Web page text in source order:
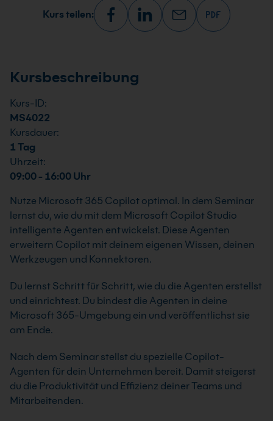
Kurs teilen:
Kursbeschreibung
Kurs-ID:
MS4022
Kursdauer:
1 Tag
Uhrzeit:
09:00 - 16:00 Uhr
Nutze Microsoft 365 Copilot optimal. In dem Seminar
lernst du, wie du mit dem Microsoft Copilot Studio
intelligente Agenten entwickelst. Diese Agenten
erweitern Copilot mit deinem eigenen Wissen, deinen
Werkzeugen und Konnektoren.
Du lernst Schritt für Schritt, wie du die Agenten erstellst
und einrichtest. Du bindest die Agenten in deine
Microsoft 365-Umgebung ein und veröffentlichst sie
am Ende.
Nach dem Seminar stellst du spezielle Copilot-
Agenten für dein Unternehmen bereit. Damit steigerst
du die Produktivität und Effizienz deiner Teams und
Mitarbeitenden.